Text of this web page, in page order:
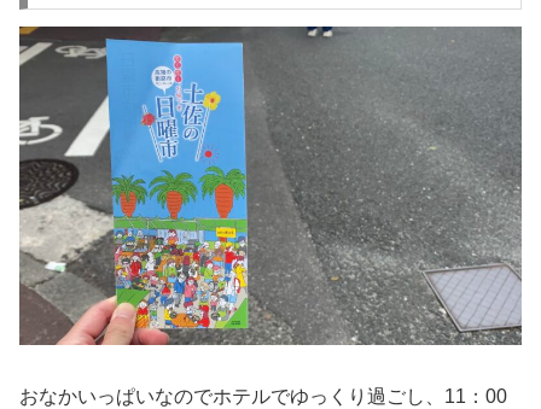
おなかいっぱいなのでホテルでゆっくり過ごし、11：00